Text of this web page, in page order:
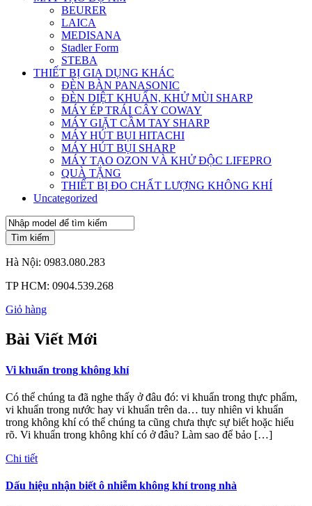
BEURER
LAICA
MEDISANA
Stadler Form
STEBA
THIẾT BỊ GIA DỤNG KHÁC
ĐÈN BÀN PANASONIC
ĐÈN DIỆT KHUẨN, KHỬ MÙI SHARP
MÁY ÉP TRÁI CÂY COWAY
MÁY GIẶT CẦM TAY SHARP
MÁY HÚT BỤI HITACHI
MÁY HÚT BỤI SHARP
MÁY TẠO OZON VÀ KHỬ ĐỘC LIFEPRO
QUÀ TẶNG
THIẾT BỊ ĐO CHẤT LƯỢNG KHÔNG KHÍ
Uncategorized
Tìm kiếm
Hà Nội: 0983.080.283
TP HCM: 0904.539.268
Giỏ hàng
Bài Viết Mới
Vi khuẩn trong không khí
Có thể chúng ta đã nghe thấy ở đâu đó: vi khuẩn trong thực phẩm,
vi khuẩn trong nước hay vi khuẩn trên da… tuy nhiên vi khuẩn
trong không khí có thể chúng ta cũng chưa thực sự biết hoặc hiểu
rõ. Vi khuẩn trong không khí có ở đâu? Làm sao để bảo […]
Chi tiết
Dấu hiệu nhận biết ô nhiễm không khí trong nhà